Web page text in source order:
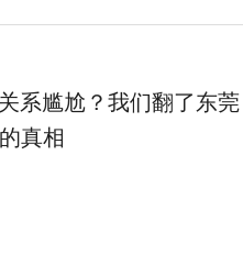
系尴尬？我们翻了东莞
真相